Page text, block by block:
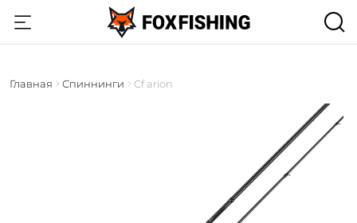
Главная Спиннинги Cf arion